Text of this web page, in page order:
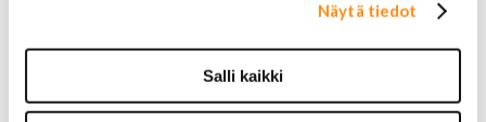
Näytä tiedot
Salli kaikki
Plymouth merkit
Pontiac merkit
Muut merkit